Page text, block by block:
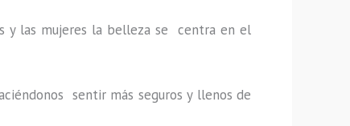
y las mujeres la belleza se centra en el
sentir más seguros y llenos de